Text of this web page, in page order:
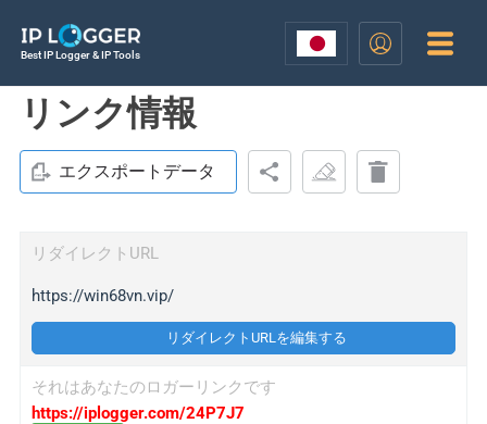
Best IP Logger & IP Tools
リンク情報
エクスポートデータ
リダイレクトURL
https://win68vn.vip/
リダイレクトURLを編集する
それはあなたのロガーリンクです
https://iplogger.com/24P7J7